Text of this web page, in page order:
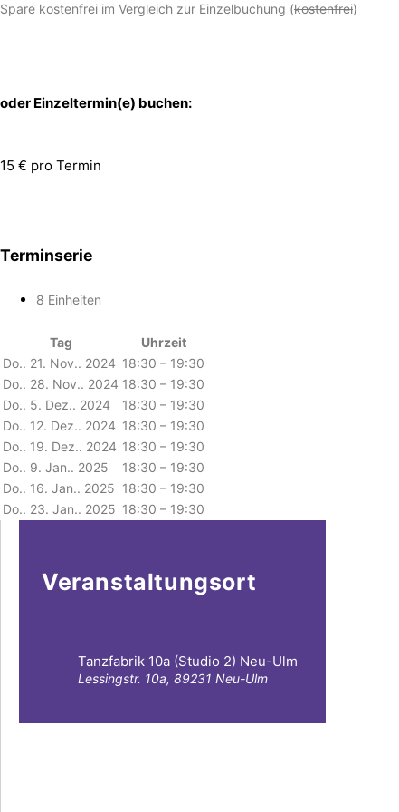
Spare kostenfrei im Vergleich zur Einzelbuchung (kostenfrei)
oder Einzeltermin(e) buchen:
15 € pro Termin
Terminserie
8 Einheiten
Tag
Uhrzeit
Do.. 21. Nov.. 2024 18:30 – 19:30
Do.. 28. Nov.. 2024 18:30 – 19:30
Do.. 5. Dez.. 2024
18:30 – 19:30
Do.. 12. Dez.. 2024 18:30 – 19:30
Do.. 19. Dez.. 2024 18:30 – 19:30
Do.. 9. Jan.. 2025
18:30 – 19:30
Do.. 16. Jan.. 2025 18:30 – 19:30
Do.. 23. Jan.. 2025 18:30 – 19:30
Veranstaltungsort
Tanzfabrik 10a (Studio 2) Neu-Ulm
Lessingstr. 10a, 89231 Neu-Ulm